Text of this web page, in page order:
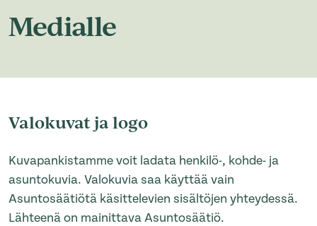
Medialle
Valokuvat ja logo
Kuvapankistamme voit ladata henkilö-, kohde- ja
asuntokuvia. Valokuvia saa käyttää vain
Asuntosäätiötä käsittelevien sisältöjen yhteydessä.
Lähteenä on mainittava Asuntosäätiö.